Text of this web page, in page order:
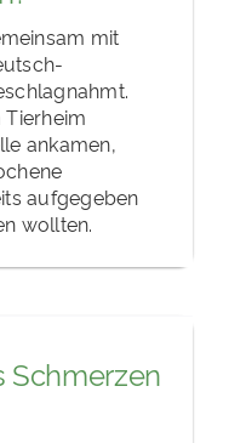
mit
ankamen,
aufgegeben
wollten.
Schmerzen